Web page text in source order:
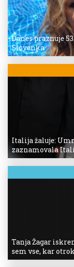
Danes praznuje
Slovenka
Italija žaluje:
zaznamovala
Tanja Žagar
sem vse, kar